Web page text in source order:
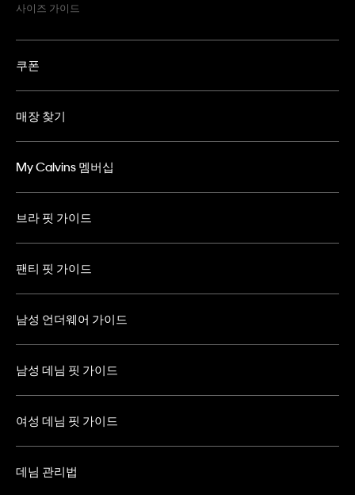
사이즈 가이드
쿠폰
매장 찾기
My Calvins 멤버십
브라 핏 가이드
팬티 핏 가이드
남성 언더웨어 가이드
남성 데님 핏 가이드
여성 데님 핏 가이드
데님 관리법